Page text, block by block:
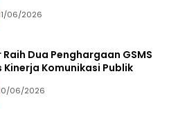
06/2026
Dua Penghargaan GSMS
Komunikasi Publik
06/2026